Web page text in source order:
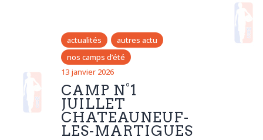
actualités
autres actu
nos camps d’été
13 janvier 2026
CAMP N°1
JUILLET
CHATEAUNEUF-
LES-MARTIGUES